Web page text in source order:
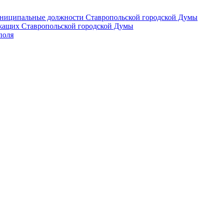
должности Ставропольской городской Думы
Ставропольской городской Думы